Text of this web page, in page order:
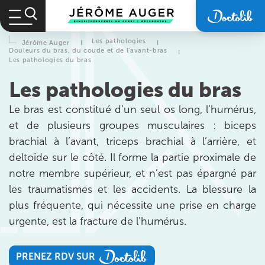
Jérôme Auger I Les pathologies
I
Douleurs du bras, du coude et de l’avant-bras
I
Les pathologies du bras
Les pathologies du bras
Le bras est constitué d’un seul os long, l’humérus,
et de plusieurs groupes musculaires : biceps
brachial à l’avant, triceps brachial à l’arrière, et
deltoïde sur le côté. Il forme la partie proximale de
notre membre supérieur, et n’est pas épargné par
les traumatismes et les accidents. La blessure la
plus fréquente, qui nécessite une prise en charge
urgente, est la fracture de l’humérus.
PRENEZ RDV SUR
Prendre rendez-vous
avec les équipes
de Jérôme Auger